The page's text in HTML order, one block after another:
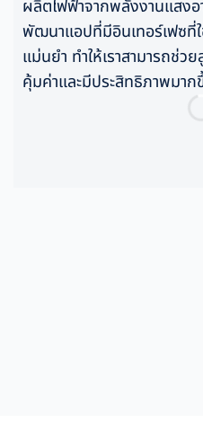
ผลิตไฟฟ้าจากพลังงานแสง
พัฒนาแอปที่มีอินเทอร์เฟซที่
แม่นยำ ทำให้เราสามารถช่ว
คุ้มค่าและมีประสิทธิภาพมา